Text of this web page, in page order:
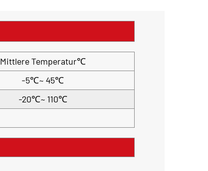
Mittlere Temperatur℃
-5℃~ 45℃
-20℃~ 110℃